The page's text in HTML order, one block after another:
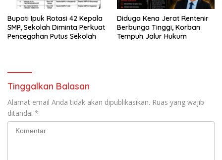
Bupati Ipuk Rotasi 42 Kepala
SMP, Sekolah Diminta Perkuat
Pencegahan Putus Sekolah
Diduga Kena Jerat Rentenir
Berbunga Tinggi, Korban
Tempuh Jalur Hukum
Tinggalkan Balasan
Alamat email Anda tidak akan dipublikasikan. Ruas yang wajib
ditandai *